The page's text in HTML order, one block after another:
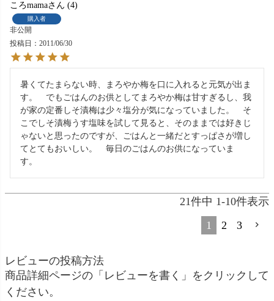
ころmama 4
購入者
非公開
投稿日
2011/06/30
暑くてたまらない時、まろやか梅を口に入れると元気が出ま
す。　でもごはんのお供としてまろやか梅は甘すぎるし、我
が家の定番しそ漬梅は少々塩分が気になっていました。　そ
こでしそ漬梅うす塩味を試して見ると、そのままでは好きじ
ゃないと思ったのですが、ごはんと一緒だとすっぱさが増し
てとてもおいしい。　毎日のごはんのお供になっていま
す。
21件中 1-10件表示
1
2 3
レビューの投稿方法
商品詳細ページの「レビューを書く」をクリックして
ください。